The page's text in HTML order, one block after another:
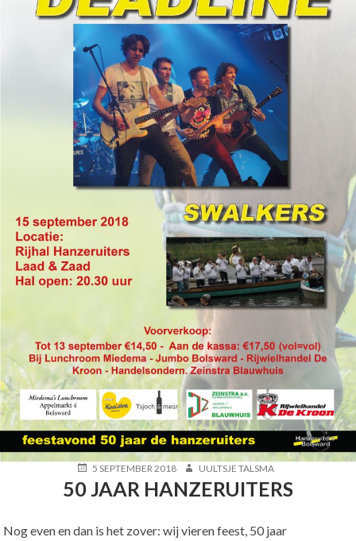
POSTED
ON
5 SEPTEMBER 2018 AUTHOR
UULTSJE TALSMA
50 JAAR HANZERUITERS
Nog even en dan is het zover: wij vieren feest, 50 jaar